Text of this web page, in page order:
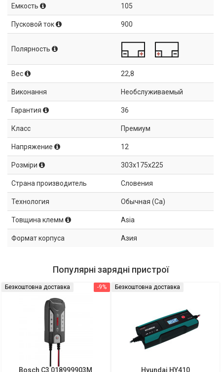
Емкость 105
Пусковой ток 900
Полярность
Вес 22,8
Виконання Необслуживаемый
Гарантия 36
Класс Премиум
Напряжение 12
Розміри 303x175x225
Страна производитель Словения
Технология Обычная (Ca)
Товщина клемм Asia
Формат корпуса Азия
Популярні зарядні пристрої
-9%
Безкоштовна доставка
Bosch C3 018999903M
Безкоштовна доставка
Hyundai HY410